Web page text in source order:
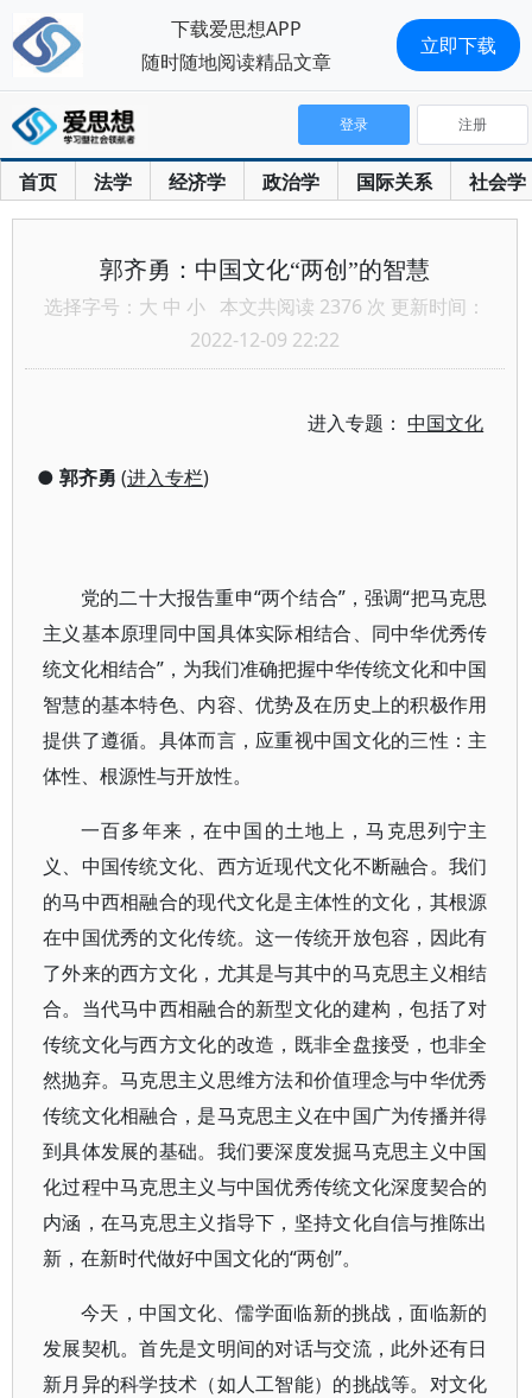
首页 法学 经济学 政治学 国际关系 社会学
登录 注册
郭齐勇：中国文化“两创”的智慧
选择字号： 大 中 小 本文共阅读 2376 次 更新时间：
2022-12-09 22:22
进入专题：中国文化
● 郭齐勇 (进入专栏)
党的二十大报告重申“两个结合”，强调“把马克思
主义基本原理同中国具体实际相结合、同中华优秀传
统文化相结合”，为我们准确把握中华传统文化和中国
智慧的基本特色、内容、优势及在历史上的积极作用
提供了遵循。具体而言，应重视中国文化的三性：主
体性、根源性与开放性。
一百多年来，在中国的土地上，马克思列宁主
义、中国传统文化、西方近现代文化不断融合。我们
的马中西相融合的现代文化是主体性的文化，其根源
在中国优秀的文化传统。这一传统开放包容，因此有
了外来的西方文化，尤其是与其中的马克思主义相结
合。当代马中西相融合的新型文化的建构，包括了对
传统文化与西方文化的改造，既非全盘接受，也非全
然抛弃。马克思主义思维方法和价值理念与中华优秀
传统文化相融合，是马克思主义在中国广为传播并得
到具体发展的基础。我们要深度发掘马克思主义中国
化过程中马克思主义与中国优秀传统文化深度契合的
内涵，在马克思主义指导下，坚持文化自信与推陈出
新，在新时代做好中国文化的“两创”。
今天，中国文化、儒学面临新的挑战，面临新的
发展契机。首先是文明间的对话与交流，此外还有日
新月异的科学技术（如人工智能）的挑战等。对文化
下载爱思想APP
随时随地阅读精品文章
立即下载